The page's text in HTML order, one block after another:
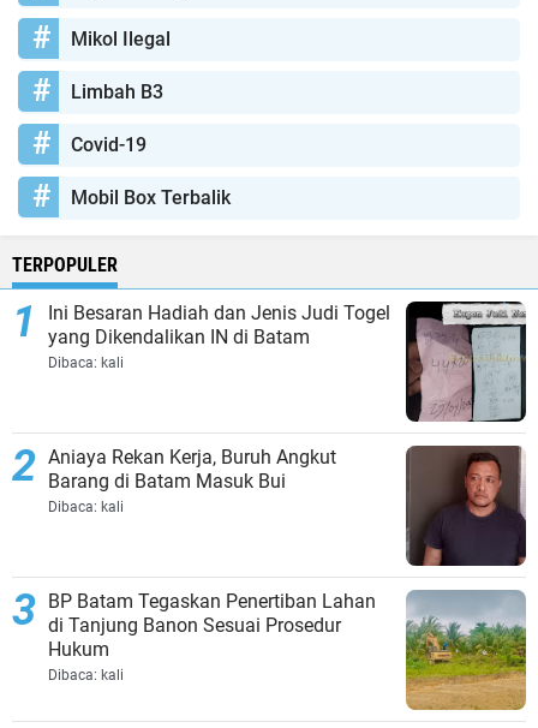
Mikol Ilegal
Limbah B3
Covid-19
Mobil Box Terbalik
TERPOPULER
Ini Besaran Hadiah dan Jenis Judi Togel
yang Dikendalikan IN di Batam
Dibaca: kali
Aniaya Rekan Kerja, Buruh Angkut
Barang di Batam Masuk Bui
Dibaca: kali
BP Batam Tegaskan Penertiban Lahan
di Tanjung Banon Sesuai Prosedur
Hukum
Dibaca: kali